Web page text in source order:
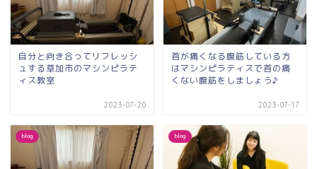
自分と向き合ってリフレッシ
ュする草加市のマシンピラテ
ィス教室
2023-07-20
首が痛くなる腹筋している方
はマシンピラティスで首の痛
くない腹筋をしましょう♪
2023-07-17
blog blog